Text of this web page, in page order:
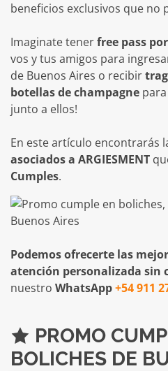
beneficios exclusivos que no
Imaginate tenerfree pass
vos y tus amigos para
de Buenos Aires o recibir
botellas de champagne
junto a ellos!
En este artículo encontrarás
asociados a ARGIESMENT
Cumples.
Podemos ofrecerte las
atención personalizada sin
nuestro WhatsApp+54 911
PROMO
BOLICHES DE